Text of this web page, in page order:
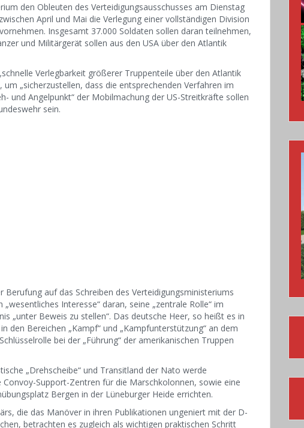
den Obleuten des Verteidigungsausschusses am Dienstag
April und Mai die Verlegung einer vollständigen Division
Insgesamt 37.000 Soldaten sollen daran teilnehmen,
und Militärgerät sollen aus den USA über den Atlantik
Verlegbarkeit größerer Truppenteile über den Atlantik
um „sicherzustellen, dass die entsprechenden Verfahren im
und Angelpunkt“ der Mobilmachung der US-Streitkräfte sollen
sein.
Berufung auf das Schreiben des Verteidigungsministeriums
Interesse“ daran, seine „zentrale Rolle“ im
„unter Beweis zu stellen“. Das deutsche Heer, so heißt es in
den Bereichen „Kampf“ und „Kampfunterstützung“ an dem
bei der „Führung“ der amerikanischen Truppen
„Drehscheibe“ und Transitland der Nato werde
Support-Zentren für die Marschkolonnen, sowie eine
Bergen in der Lüneburger Heide errichten.
die das Manöver in ihren Publikationen ungeniert mit der D-
betrachten es zugleich als wichtigen praktischen Schritt